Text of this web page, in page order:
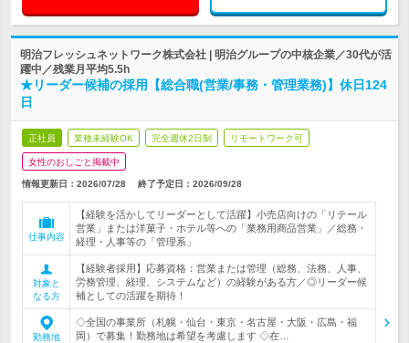
明治フレッシュネットワーク株式会社 | 明治グループの中核企業／30代が活
躍中／残業月平均5.5h
★リーダー候補の採用【総合職(営業/事務・管理業務)】休日124
日
正社員 業種未経験OK 完全週休2日制 リモートワーク可
女性のおしごと掲載中
情報更新日：2026/07/28 終了予定日： 2026/09/28
仕事内容
【経験を活かしてリーダーとして活躍】小売店向けの「リテール
営業」または洋菓子・ホテル等への「業務用商品営業」／総務・
経理・人事等の「管理系」
対象と
なる方
【経験者採用】応募資格：営業または管理（総務、法務、人事、
労務管理、経理、システムなど）の経験がある方／◎リーダー候
補としての活躍を期待！
勤務地
◇全国の事業所（札幌・仙台・東京・名古屋・大阪・広島・福
岡）で募集！勤務地は希望を考慮します ◇在…